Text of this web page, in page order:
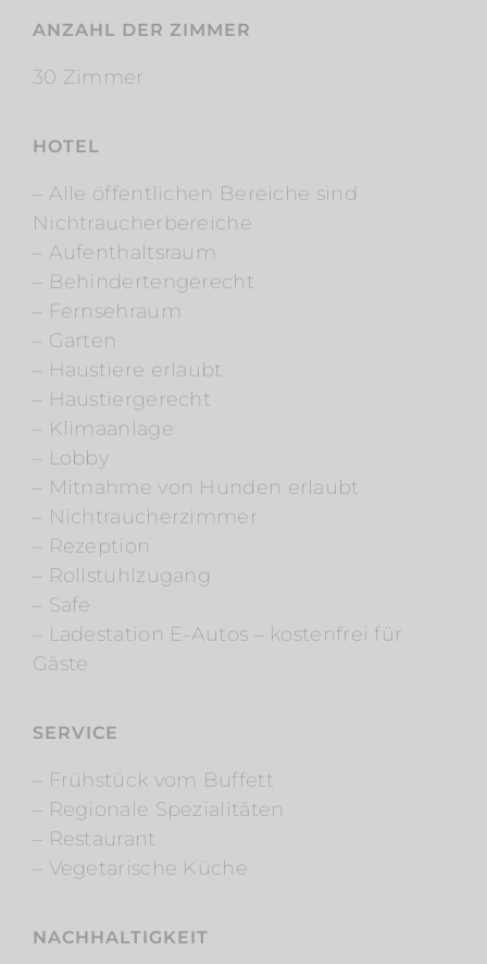
ANZAHL DER ZIMMER
30 Zimmer
HOTEL
– Alle öffentlichen Bereiche sind
Nichtraucherbereiche
– Aufenthaltsraum
– Behindertengerecht
– Fernsehraum
– Garten
– Haustiere erlaubt
– Haustiergerecht
– Klimaanlage
– Lobby
– Mitnahme von Hunden erlaubt
– Nichtraucherzimmer
– Rezeption
– Rollstuhlzugang
– Safe
– Ladestation E-Autos – kostenfrei für
Gäste
SERVICE
– Frühstück vom Buffett
– Regionale Spezialitäten
– Restaurant
– Vegetarische Küche
NACHHALTIGKEIT